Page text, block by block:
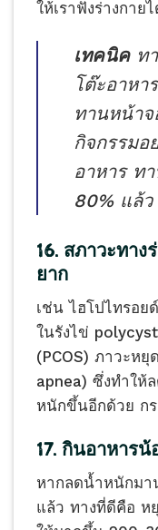
ให้เราฟังร่างกาย
เทคนิค ท
โต๊ะอาหา
ทานหน้า
กิจกรรมอ
อาหาร ท
80% แล้ว
16. สภาวะทา
ยาก
เช่น ไฮโปไทรอ
ในรังไข่
(PCOS) ภาวะห
apnea) ซึ่งทำให้
หนักขึ้นอีกด้วย ก
17. กินอาหาร
หากลดน้ำหนักมา
แล้ว ทางที่ดีคือ ห